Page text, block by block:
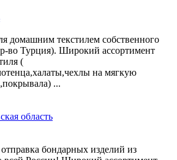
домашним текстилем собственного
во Турция). Широкий ассортимент
(
на мягкую
...
область
бондарных изделий из